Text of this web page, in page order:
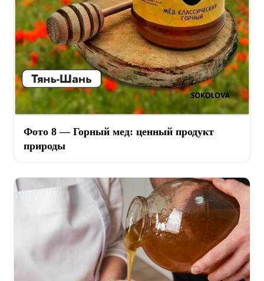
Фото 8 — Горный мед: ценный продукт
природы